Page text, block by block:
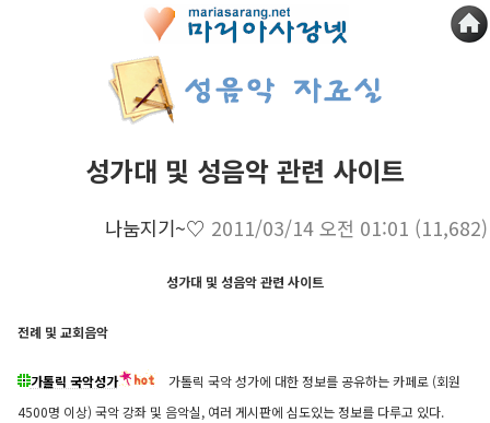
성가대 및 성음악 관련 사이트
나눔지기~♡ 2011/03/14 오전 01:01 (11,682)
성가대 및 성음악 관련 사이트
전례 및 교회음악
가톨릭 국악성가
가톨릭 국악 성가에 대한 정보를 공유하는 카페로 (회원
4500명 이상) 국악 강좌 및 음악실, 여러 게시판에 심도있는 정보를 다루고 있다.